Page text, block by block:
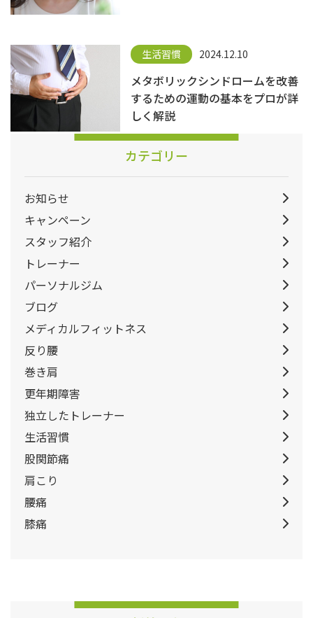
生活習慣 2024.12.10
メタボリックシンドロームを改善
するための運動の基本をプロが詳
しく解説
カテゴリー
お知らせ
キャンペーン
スタッフ紹介
トレーナー
パーソナルジム
ブログ
メディカルフィットネス
反り腰
巻き肩
更年期障害
独立したトレーナー
生活習慣
股関節痛
肩こり
腰痛
膝痛